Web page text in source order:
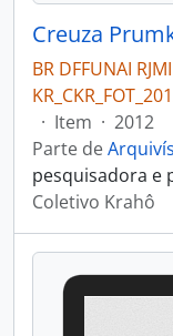
Creuza
BR DFFUNAI
· Item · 2012
Parte de
pesquisadora e
Coletivo Krahô